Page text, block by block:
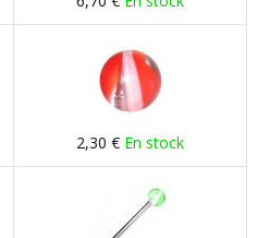
2,30 € En stock